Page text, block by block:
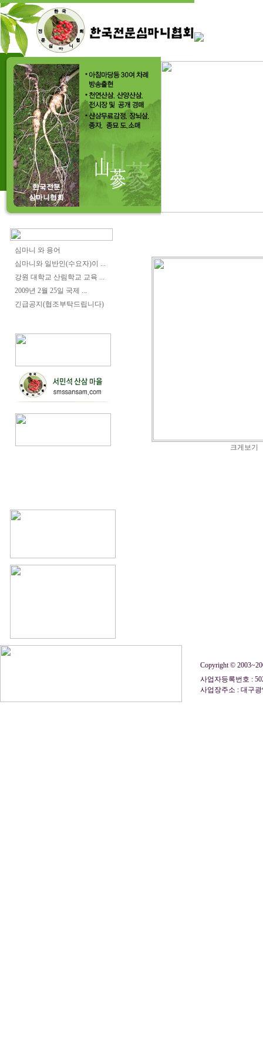
심마니 와 용어
심마니와 일반인(수요자)이 ...
강원 대학교 산림학교 교육 ...
2009년 2월 25일 국제 ...
긴급공지(협조부탁드립니다)
크게보기
Copyright ©
사업자등록번호 :
사업장주소 : 대구